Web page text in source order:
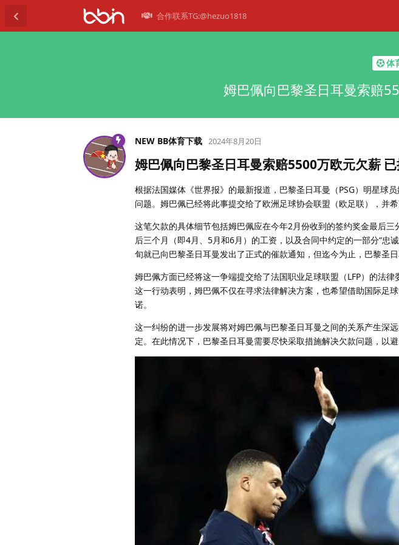
合作联系TG:@hezuo1818
体
姆巴佩向巴黎圣日耳曼索赔
NEW BB体育下载 2024年8月20日
姆巴佩向巴黎圣日耳曼索赔5500万欧元欠薪
根据法国媒体《世界报》的最新报道，巴黎圣日耳曼（PSG）明星球
问题。姆巴佩已经将此事提交给了欧洲足球协会联盟（欧足联），并
这笔欠款的具体细节包括姆巴佩应在今年2月份收到的签约奖金最后
后三个月（即4月、5月和6月）的工资，以及合同中约定的一部分“忠
旬就已向巴黎圣日耳曼发出了正式的催款通知，但迄今为止，巴黎圣日
姆巴佩方面已经将这一争端提交给了法国职业足球联盟（LFP）的法律
这一行动表明，姆巴佩不仅在寻求法律解决方案，也希望借助国际足
诺。
这一纠纷的进一步发展将对姆巴佩与巴黎圣日耳曼之间的关系产生深
定。在此情况下，巴黎圣日耳曼需要尽快采取措施解决欠款问题，以